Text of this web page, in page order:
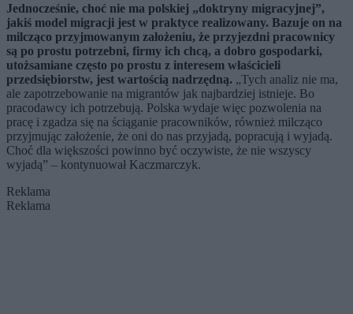
Jednocześnie, choć nie ma polskiej „doktryny migracyjnej”,
jakiś model migracji jest w praktyce realizowany. Bazuje on na
milcząco przyjmowanym założeniu, że przyjezdni pracow­nicy
są po prostu potrzebni, firmy ich chcą, a dobro gospo­darki,
utożsamiane często po prostu z interesem właścicieli
przedsiębiorstw, jest wartością nadrzędną. „Tych analiz nie ma,
ale zapotrzebowanie na migrantów jak najbardziej istnieje. Bo
pracodawcy ich potrzebują. Polska wydaje więc pozwolenia na
pracę i zgadza się na ściąganie pracowników, również mil­cząco
przyjmując założenie, że oni do nas przyjadą, popracują i wyjadą.
Choć dla większości powinno być oczywiste, że nie wszyscy
wyjadą” – kontynuował Kaczmarczyk.
Reklama
Reklama